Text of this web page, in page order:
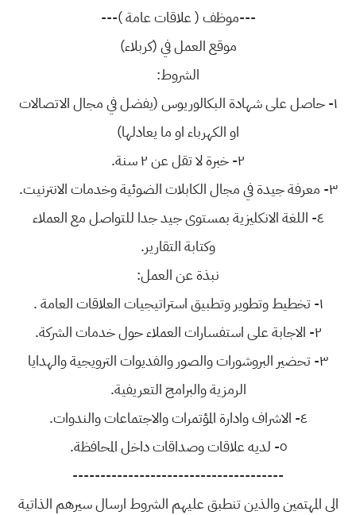
---موظف ( علاقات عامة )---
موقع العمل في (كربلاء)
الشروط:
١- حاصل على شهادة البكالوريوس (يفضل في مجال الاتصالات
او الكهرباء او ما يعادلها)
٢- خبرة لا تقل عن ٢ سنة.
٣- معرفة جيدة في مجال الكابلات الضوئية وخدمات الانترنيت.
٤- اللغة الانكليزية بمستوى جيد جدا للتواصل مع العملاء
وكتابة التقارير.
نبذة عن العمل:
١- تخطيط وتطوير وتطبيق استراتيجيات العلاقات العامة .
٢- الاجابة على استفسارات العملاء حول خدمات الشركة.
٣- تحضير البروشورات والصور والفديوات الترويجية والهدايا
الرمزية والبرامج التعريفية.
٤- الاشراف وادارة المؤتمرات والاجتماعات والندوات.
٥- لديه علاقات وصداقات داخل المحافظة.
--------------------------------------
الى المهتمين والذين تنطبق عليهم الشروط ارسال سيرهم الذاتية